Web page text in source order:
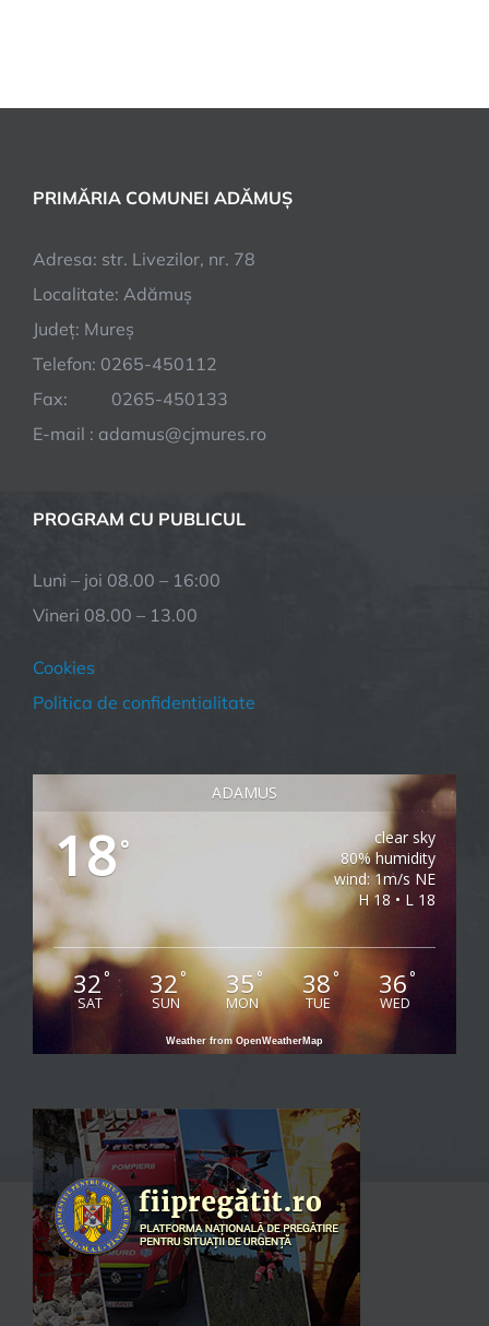
PRIMĂRIA COMUNEI ADĂMUȘ
Adresa: str. Livezilor, nr. 78
Localitate: Adămuș
Județ: Mureș
Telefon: 0265-450112
Fax: 0265-450133
E-mail : adamus@cjmures.ro
PROGRAM CU PUBLICUL
Luni – joi 08.00 – 16:00
Vineri 08.00 – 13.00
Cookies
Politica de confidentialitate
ADAMUS
18°
clear sky
80% humidity
wind: 1m/s NE
H 18 • L 18
32°
SAT
32°
SUN
35°
MON
38°
TUE
36°
WED
Weather from OpenWeatherMap